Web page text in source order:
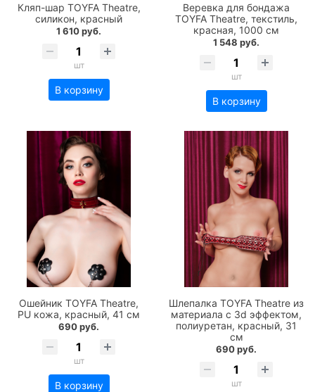
Кляп-шар TOYFA Theatre,
силикон, красный
1 610 руб.
шт
В корзину
Веревка для бондажа
TOYFA Theatre, текстиль,
красная, 1000 см
1 548 руб.
шт
В корзину
Ошейник TOYFA Theatre,
PU кожа, красный, 41 см
690 руб.
шт
В корзину
Шлепалка TOYFA Theatre из
материала с 3d эффектом,
полиуретан, красный, 31
см
690 руб.
шт